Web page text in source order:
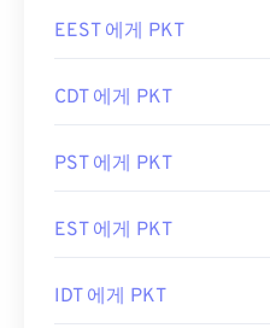
EEST 에게 PKT
CDT 에게 PKT
PST 에게 PKT
EST 에게 PKT
IDT 에게 PKT